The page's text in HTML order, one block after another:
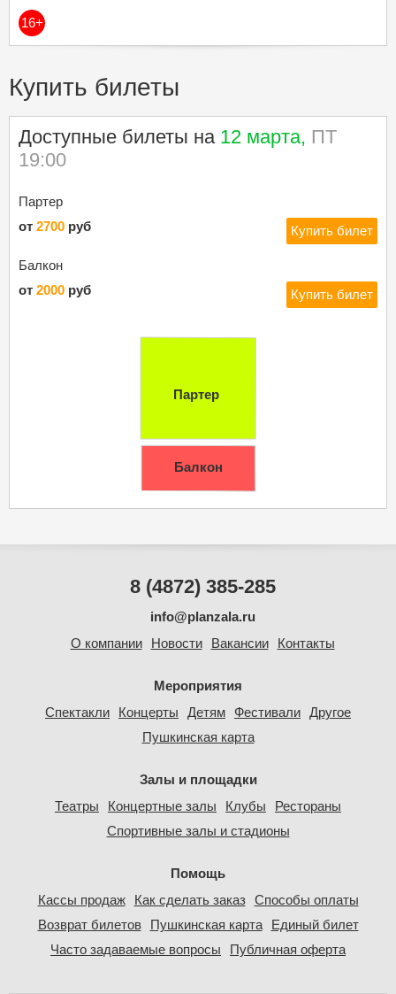
16+
Купить билеты
Доступные билеты на 12 марта, ПТ
19:00
Партер
от 2700 руб Купить билет
Балкон
от 2000 руб Купить билет
Партер
Балкон
Мероприятия
Спектакли
Концерты Детям Фестивали Другое
Пушкинская карта
Залы и площадки
Театры
Концертные залы Клубы
Рестораны
Спортивные залы и стадионы
Помощь
Кассы продаж
Как сделать заказ
Способы оплаты
Возврат билетов
Пушкинская карта
Единый билет
Часто задаваемые вопросы
Публичная оферта
8 (4872) 385-285
info@planzala.ru
О компании
Новости Вакансии Контакты